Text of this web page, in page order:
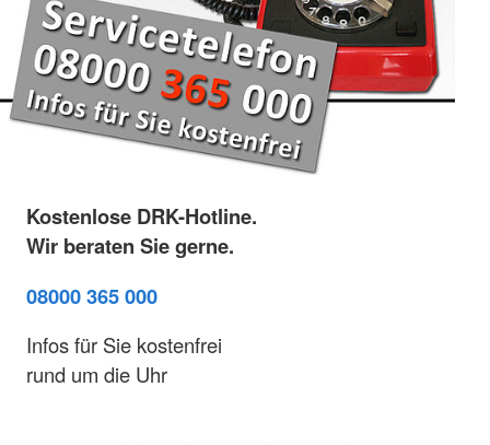
Kostenlose DRK-Hotline.
Wir beraten Sie gerne.
08000 365 000
Infos für Sie kostenfrei
rund um die Uhr